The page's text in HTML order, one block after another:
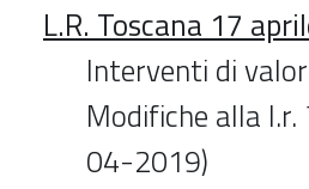
L.R. Toscana 17
Interventi di
Modifiche alla
04-2019)